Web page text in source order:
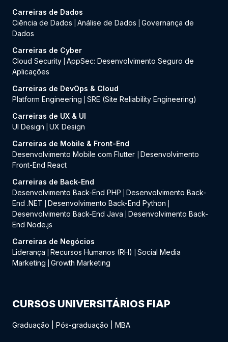
Carreiras de Dados
Ciência de Dados
Análise de Dados
Governança de
Dados
Carreiras de Cyber
Cloud Security AppSec: Desenvolvimento Seguro de
Aplicações
Carreiras de DevOps & Cloud
Platform Engineering
SRE (Site Reliability Engineering)
Carreiras de UX & UI
UI Design
UX Design
Carreiras de Mobile & Front-End
Desenvolvimento Mobile com Flutter
Desenvolvimento
Front-End React
Carreiras de Back-End
Desenvolvimento Back-End PHP
Desenvolvimento Back-
End .NET
Desenvolvimento Back-End Python
Desenvolvimento Back-End Java
Desenvolvimento Back-
End Node.js
Carreiras de Negócios
Liderança
Recursos Humanos (RH)
Social Media
Marketing
Growth Marketing
CURSOS UNIVERSITÁRIOS FIAP
Graduação Pós-graduação MBA